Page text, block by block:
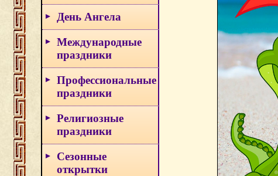
День Ангела
Международные
праздники
Профессиональные
праздники
Религиозные
праздники
Сезонные
открытки